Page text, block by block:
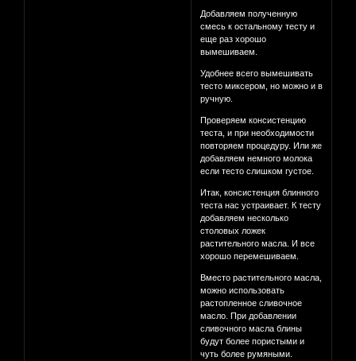
Добавляем полученную
смесь к остальному тесту и
еще раз хорошо
вымешиваем.
Удобнее всего вымешивать
тесто миксером, но можно и в
ручную.
Проверяем консистенцию
теста, и при необходимости
повторяем процедуру. Или же
добавляем немного молока
если тесто слишком густое.
Итак, консистенция блинного
теста нас устраивает. К тесту
добавляем несколько
столовых ложек
растительного масла. И все
хорошо перемешиваем.
Вместо растительного масла,
можно использовать
растопленное сливочное
масло. При добавлении
сливочного масла блины
будут более пористыми и
чуть более румяными.